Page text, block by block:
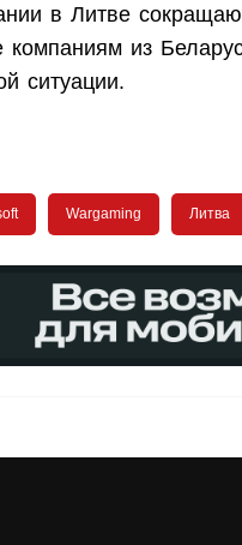
в Литве
из
ситуации.
Wargaming Литва